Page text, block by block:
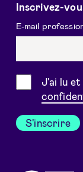
Inscrivez-
E-mail
J'ai lu
S'inscrire